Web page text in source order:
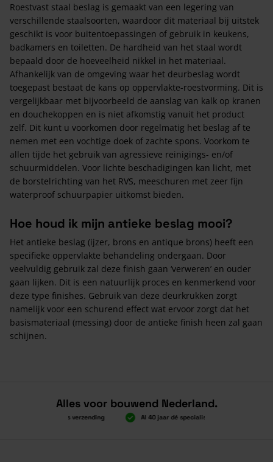
Roestvast staal beslag is gemaakt van een legering van
verschillende staalsoorten, waardoor dit materiaal bij uitstek
geschikt is voor buitentoepassingen of gebruik in keukens,
badkamers en toiletten. De hardheid van het staal wordt
bepaald door de hoeveelheid nikkel in het materiaal.
Afhankelijk van de omgeving waar het deurbeslag wordt
toegepast bestaat de kans op oppervlakte-roestvorming. Dit is
vergelijkbaar met bijvoorbeeld de aanslag van kalk op kranen
en douchekoppen en is niet afkomstig vanuit het product
zelf. Dit kunt u voorkomen door regelmatig het beslag af te
nemen met een vochtige doek of zachte spons. Voorkom te
allen tijde het gebruik van agressieve reinigings- en/of
schuurmiddelen. Voor lichte beschadigingen kan licht, met
de borstelrichting van het RVS, meeschuren met zeer fijn
waterproof schuurpapier uitkomst bieden.
Hoe houd ik mijn antieke beslag mooi?
Het antieke beslag (ijzer, brons en antique brons) heeft een
specifieke oppervlakte behandeling ondergaan. Door
veelvuldig gebruik zal deze finish gaan ‘verweren’ en ouder
gaan lijken. Dit is een natuurlijk proces en kenmerkend voor
deze type finishes. Gebruik van deze deurkrukken zorgt
namelijk voor een schurend effect wat ervoor zorgt dat het
basismateriaal (messing) door de antieke finish heen zal gaan
schijnen.
Alles voor bouwend Nederland.
Boven 2.000 gratis verzending Al 40 jaar dé specialist